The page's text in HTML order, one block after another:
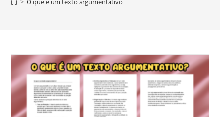
> O que é um texto argumentativo